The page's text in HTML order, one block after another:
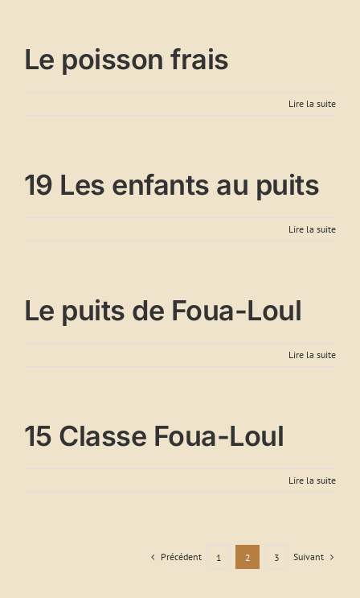
Le poisson frais
Lire la suite
19 Les enfants au puits
Lire la suite
Le puits de Foua-Loul
Lire la suite
15 Classe Foua-Loul
Lire la suite
Précédent 1 2 3 Suivant